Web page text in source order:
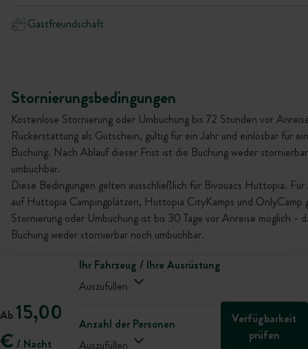
Gastfreundschaft
Stornierungsbedingungen
Kostenlose Stornierung oder Umbuchung bis 72 Stunden vor
Rückerstattung als Gutschein, gültig für ein Jahr und einlösbar für
Buchung. Nach Ablauf dieser Frist ist die Buchung weder
umbuchbar.
Diese Bedingungen gelten ausschließlich für Bivouacs Huttopia.
auf Huttopia Campingplätzen, Huttopia CityKamps und OnlyCamp
Stornierung oder Umbuchung ist bis 30 Tage vor Anreise möglich -
Buchung weder stornierbar noch umbuchbar.
Ab 15,00
€ / Nacht
Ihr Fahrzeug / Ihre Ausrüstung
Auszufüllen
Anzahl der Personen
Auszufüllen
Verfügbarkeit
prüfen